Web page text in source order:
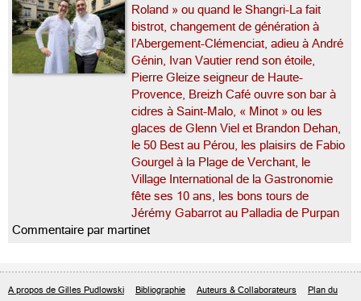
Roland » ou quand le Shangri-La fait
bistrot, changement de génération à
l’Abergement-Clémenciat, adieu à André
Génin, Ivan Vautier rend son étoile,
Pierre Gleize seigneur de Haute-
Provence, Breizh Café ouvre son bar à
cidres à Saint-Malo, « Minot » ou les
glaces de Glenn Viel et Brandon Dehan,
le 50 Best au Pérou, les plaisirs de Fabio
Gourgel à la Plage de Verchant, le
Village International de la Gastronomie
fête ses 10 ans, les bons tours de
Jérémy Gabarrot au Palladia de Purpan
Commentaire par martinet
A propos de Gilles Pudlowski Bibliographie Auteurs & Collaborateurs Plan du